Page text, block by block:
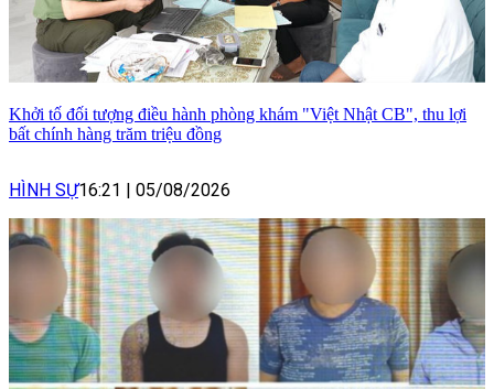
Khởi tố đối tượng điều hành phòng khám "Việt Nhật CB", thu lợi
bất chính hàng trăm triệu đồng
HÌNH SỰ16:21 | 05/08/2026